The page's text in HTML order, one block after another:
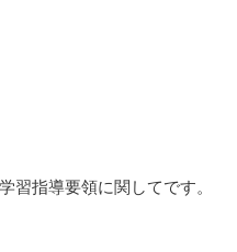
ン
指導要領に関してです。